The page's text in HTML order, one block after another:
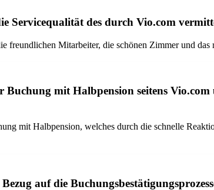
Servicequalität des durch Vio.com
freundlichen Mitarbeiter, die schönen Zimmer und
Buchung mit Halbpension seitens
mit Halbpension, welches durch die schnelle
auf die